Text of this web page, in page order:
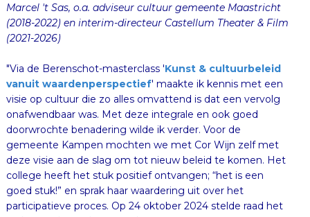
Marcel 't Sas, o.a. adviseur cultuur gemeente Maastricht
(2018-2022) en interim-directeur Castellum Theater & Film
(2021-2026)
"Via de Berenschot-masterclass 'Kunst & cultuurbeleid
vanuit waardenperspectief' maakte ik kennis met een
visie op cultuur die zo alles omvattend is dat een vervolg
onafwendbaar was. Met deze integrale en ook goed
doorwrochte benadering wilde ik verder. Voor de
gemeente Kampen mochten we met Cor Wijn zelf met
deze visie aan de slag om tot nieuw beleid te komen. Het
college heeft het stuk positief ontvangen; “het is een
goed stuk!” en sprak haar waardering uit over het
participatieve proces. Op 24 oktober 2024 stelde raad het